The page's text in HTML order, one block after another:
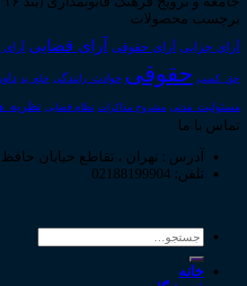
برچسب محصولات
آرای جزایی آرای حقوقی آرای قضایی
حق_کسب حقوقی حوادث_رانندگی خلع_ید
مسئولیت_مدنی مشروح مذاکرات نظام قضایی
تماس با ما
آدرس : تهران ، تقاطع خیابان
تلفن: 02188199904
جستجو
خانه